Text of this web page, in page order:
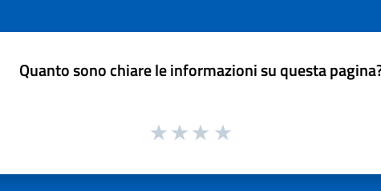
Quanto sono chiare le informazioni su questa